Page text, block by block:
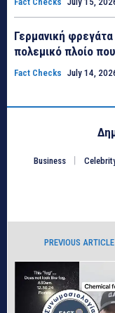
Γερμανική
πολεμικό πλοίο
Fact Checks July 14,
Business
PREVIOUS ARTICLE